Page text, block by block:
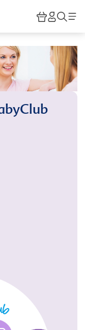
HiPP